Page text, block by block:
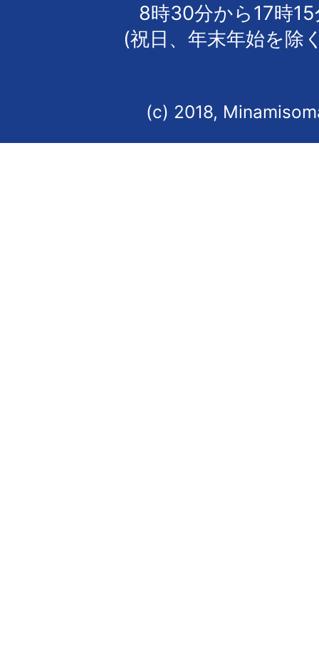
8時30分から17時
(祝日、年末年始を除
(c) 2018,